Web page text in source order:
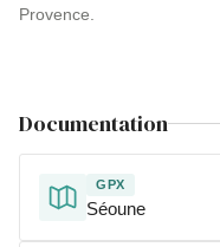
Provence.
Documentation
GPX
Séoune